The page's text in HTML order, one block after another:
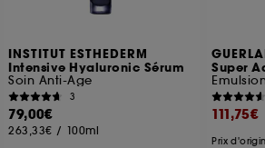
INSTITUT ESTHEDERM
Intensive Hyaluronic Sérum
Soin Anti-Age
3
79,00€
263,33€ / 100ml
Super
111,75€
Prix